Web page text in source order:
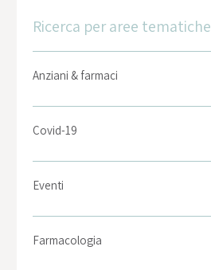
Ricerca per aree tematiche
Anziani & farmaci
Covid-19
Eventi
Farmacologia